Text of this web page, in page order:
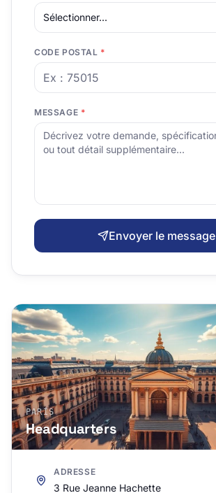
Sélectionner...
CODE POSTAL *
MESSAGE *
Envoyer le message
PARÍS
Headquarters
ADRESSE
3 Rue Jeanne Hachette